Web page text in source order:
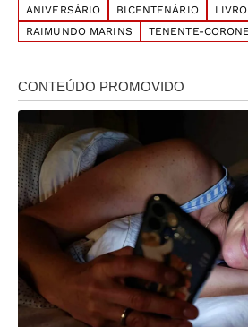
ANIVERSÁRIO BICENTENÁRIO LIVRO
RAIMUNDO MARINS
TENENTE-